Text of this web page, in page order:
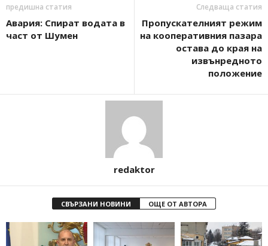
предишна статия
Авария: Спират водата в
част от Шумен
Следваща статия
Пропускателният режим
на кооперативния пазара
остава до края на
извънредното
положение
redaktor
СВЪРЗАНИ НОВИНИ ОЩЕ ОТ АВТОРА